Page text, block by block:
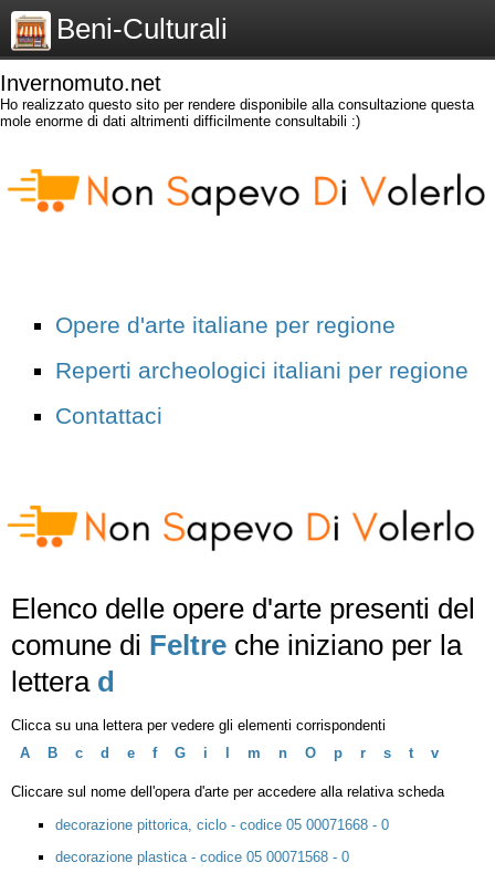
Beni-Culturali
Invernomuto.net
Ho realizzato questo sito per rendere disponibile alla consultazione questa
mole enorme di dati altrimenti difficilmente consultabili :)
Opere d'arte italiane per regione
Reperti archeologici italiani per regione
Contattaci
Elenco delle opere d'arte presenti del
comune di Feltre che iniziano per la
lettera d
Clicca su una lettera per vedere gli elementi corrispondenti
A
B c d e f G i m n O p r s t v
Cliccare sul nome dell'opera d'arte per accedere alla relativa scheda
decorazione pittorica, ciclo - codice 05 00071668 - 0
decorazione plastica - codice 05 00071568 - 0